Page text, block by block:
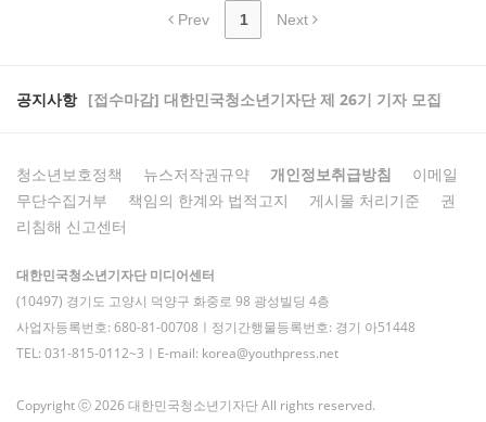
Prev 1 Next
공지사항 [접수마감] 대한민국청소년기자단 제 26기 기자 모집
청소년보호정책 뉴스저작권규약 개인정보취급방침
이메일
무단수집거부
책임의 한계와 법적고지 게시물 처리기준
권
리침해 신고센터
대한민국청소년기자단 미디어센터
(10497) 경기도 고양시 덕양구 화중로 98 광성빌딩 4층
사업자등록번호: 680-81-00708ㅣ정기간행물등록번호: 경기 아51448
TEL: 031-815-0112~3ㅣE-mail: korea@youthpress.net
Copyright ⓒ 2026 대한민국청소년기자단 All rights reserved.